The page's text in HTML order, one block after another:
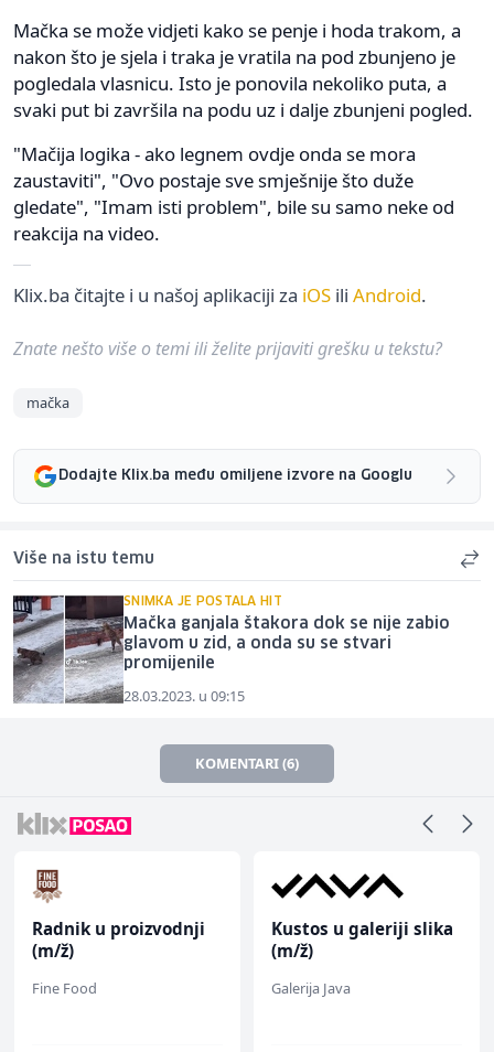
Mačka se može vidjeti kako se penje i hoda trakom, a
nakon što je sjela i traka je vratila na pod zbunjeno je
pogledala vlasnicu. Isto je ponovila nekoliko puta, a
svaki put bi završila na podu uz i dalje zbunjeni pogled.
"Mačija logika - ako legnem ovdje onda se mora
zaustaviti", "Ovo postaje sve smješnije što duže
gledate", "Imam isti problem", bile su samo neke od
reakcija na video.
Klix.ba čitajte i u našoj aplikaciji za iOS ili Android.
Znate nešto više o temi ili želite prijaviti grešku u tekstu?
mačka
Dodajte Klix.ba među omiljene izvore na Googlu
Više na istu temu
SNIMKA JE POSTALA HIT
Mačka ganjala štakora dok se nije zabio
glavom u zid, a onda su se stvari
promijenile
28.03.2023. u 09:15
KOMENTARI (6)
Radnik u proizvodnji
(m/ž)
Fine Food
Kustos u galeriji slika
(m/ž)
Galerija Java